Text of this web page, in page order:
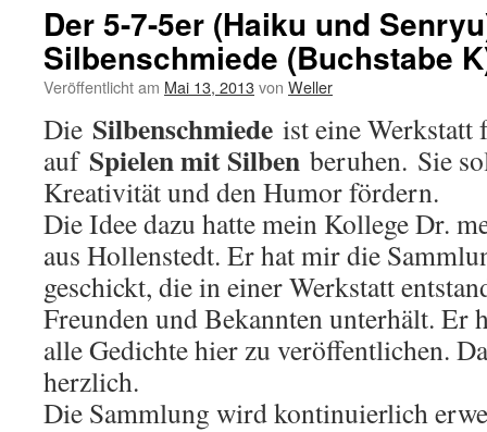
Der 5-7-5er (Haiku und
Silbenschmiede (Buchstabe
Veröffentlicht am Mai 13, 2013von Weller
Die Silbenschmiede ist eine Werkstatt
auf Spielen mit Silben beruhen. Sie
Kreativität und den Humor fördern.
Die Idee dazu hatte mein Kollege Dr.
aus Hollenstedt. Er hat mir die
geschickt, die in einer Werkstatt
Freunden und Bekannten unterhält. Er
alle Gedichte hier zu veröffentlichen.
herzlich.
Die Sammlung wird kontinuierlich